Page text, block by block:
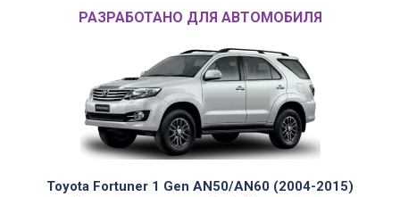
РАЗРАБОТАНО ДЛЯ АВТОМОБИЛЯ
Toyota Fortuner 1 Gen AN50/AN60 (2004-2015)